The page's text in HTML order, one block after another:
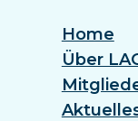
Home
Über